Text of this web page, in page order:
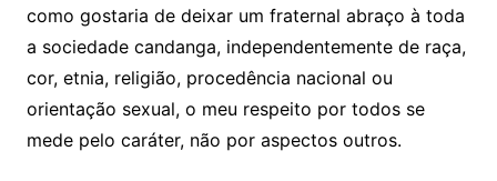
como gostaria de deixar um fraternal abraço à toda
a sociedade candanga, independentemente de raça,
cor, etnia, religião, procedência nacional ou
orientação sexual, o meu respeito por todos se
mede pelo caráter, não por aspectos outros.